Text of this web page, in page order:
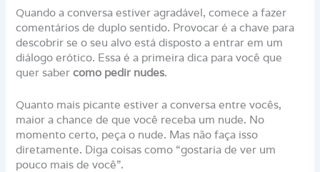
Quando a conversa estiver agradável, comece a fazer
comentários de duplo sentido. Provocar é a chave para
descobrir se o seu alvo está disposto a entrar em um
diálogo erótico. Essa é a primeira dica para você que
quer saber como pedir nudes.
Quanto mais picante estiver a conversa entre vocês,
maior a chance de que você receba um nude. No
momento certo, peça o nude. Mas não faça isso
diretamente. Diga coisas como “gostaria de ver um
pouco mais de você”.